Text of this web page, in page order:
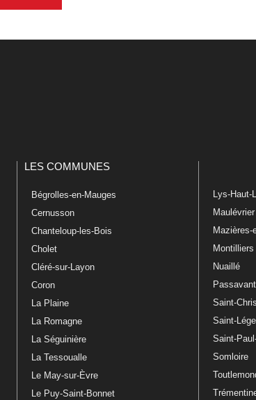
LES COMMUNES
Bégrolles-en-Mauges
Cernusson
Chanteloup-les-Bois
Cholet
Cléré-sur-Layon
Coron
La Plaine
La Romagne
La Séguinière
La Tessoualle
Le May-sur-Èvre
Le Puy-Saint-Bonnet
Lys-Haut-
Maulévrier
Mazières-
Montilliers
Nuaillé
Saint-
Saint-
Saint-
Somloire